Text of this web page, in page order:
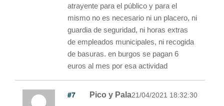
atrayente para el público y para el
mismo no es necesario ni un placero, ni
guardia de seguridad, ni horas extras
de empleados municipales, ni recogida
de basuras. en burgos se pagan 6
euros al mes por esa actividad
#7 Pico y Pala21/04/2021 18:32:30